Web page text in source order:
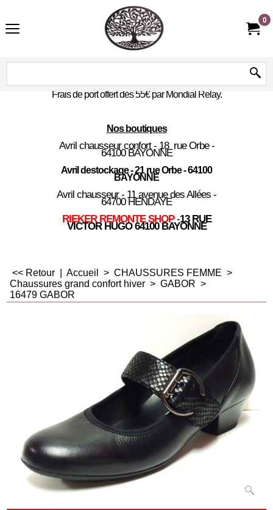
0
Frais de port offert dès 55€ par Mondial Relay.
Nos boutiques
Avril chausseur confort - 18 rue Orbe -
64100 BAYONNE
Avril destockage - 21 rue Orbe - 64100
BAYONNE
Avril chausseur - 11 avenue des Allées -
64700 HENDAYE
RIEKER REMONTE SHOP -13 RUE
VICTOR HUGO 64100 BAYONNE
<< Retour Accueil > CHAUSSURES FEMME >
Chaussures grand confort hiver > GABOR >
16479 GABOR